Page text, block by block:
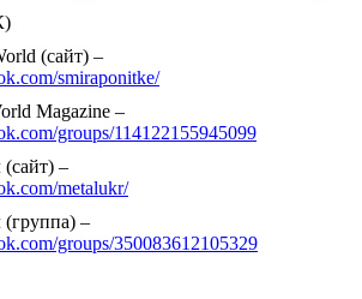
(сайт) –
smiraponitke/
Magazine –
groups/114122155945099
–
metalukr/
(группа) –
groups/350083612105329